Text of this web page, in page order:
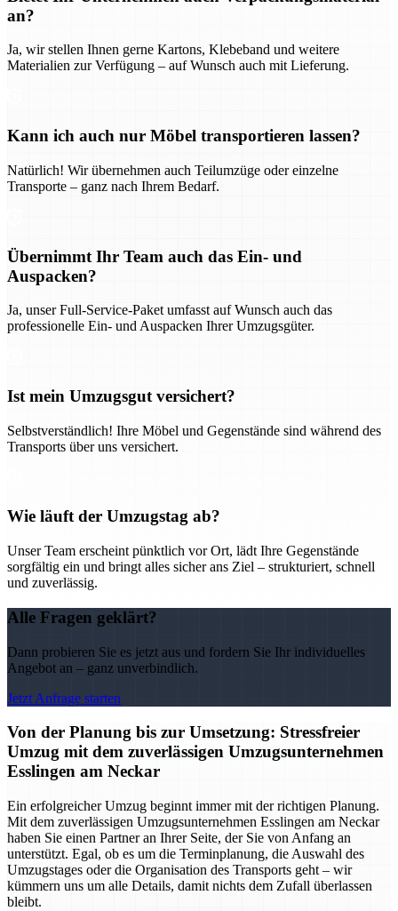
an?
Ja, wir stellen Ihnen gerne Kartons, Klebeband und weitere
Materialien zur Verfügung – auf Wunsch auch mit Lieferung.
Kann ich auch nur Möbel transportieren lassen?
Natürlich! Wir übernehmen auch Teilumzüge oder einzelne
Transporte – ganz nach Ihrem Bedarf.
Übernimmt Ihr Team auch das Ein- und
Auspacken?
Ja, unser Full-Service-Paket umfasst auf Wunsch auch das
professionelle Ein- und Auspacken Ihrer Umzugsgüter.
Ist mein Umzugsgut versichert?
Selbstverständlich! Ihre Möbel und Gegenstände sind während des
Transports über uns versichert.
Wie läuft der Umzugstag ab?
Unser Team erscheint pünktlich vor Ort, lädt Ihre Gegenstände
sorgfältig ein und bringt alles sicher ans Ziel – strukturiert, schnell
und zuverlässig.
Alle Fragen geklärt?
Dann probieren Sie es jetzt aus und fordern Sie Ihr individuelles
Angebot an – ganz unverbindlich.
Jetzt Anfrage starten
Von der Planung bis zur Umsetzung: Stressfreier
Umzug mit dem zuverlässigen Umzugsunternehmen
Esslingen am Neckar
Ein erfolgreicher Umzug beginnt immer mit der richtigen Planung.
Mit dem zuverlässigen Umzugsunternehmen Esslingen am Neckar
haben Sie einen Partner an Ihrer Seite, der Sie von Anfang an
unterstützt. Egal, ob es um die Terminplanung, die Auswahl des
Umzugstages oder die Organisation des Transports geht – wir
kümmern uns um alle Details, damit nichts dem Zufall überlassen
bleibt.